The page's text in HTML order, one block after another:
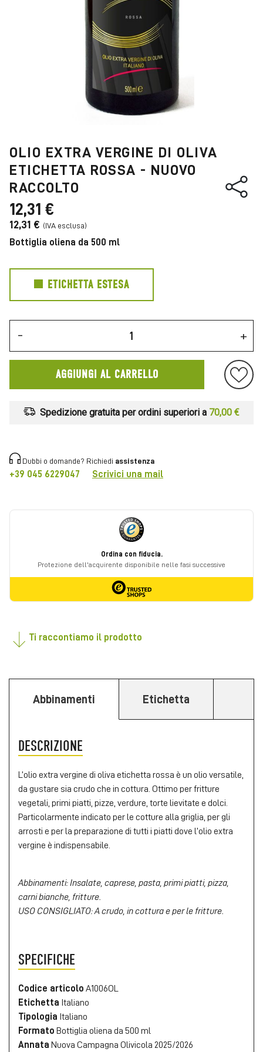
OLIO EXTRA VERGINE DI OLIVA
ETICHETTA ROSSA - NUOVO
RACCOLTO
12,31 €
12,31 €
Bottiglia oliena da 500 ml
ETICHETTA ESTESA
- +
AGGIUNGI AL CARRELLO
Spedizione gratuita per ordini superiori a 70,00 €
Dubbi o domande? Richiedi assistenza
+39 045 6229047 Scrivici una mail
Ti raccontiamo il prodotto
Abbinamenti Etichetta
DESCRIZIONE
L’olio extra vergine di oliva etichetta rossa è un olio versatile,
da gustare sia crudo che in cottura. Ottimo per fritture
vegetali, primi piatti, pizze, verdure, torte lievitate e dolci.
Particolarmente indicato per le cotture alla griglia, per gli
arrosti e per la preparazione di tutti i piatti dove l’olio extra
vergine è indispensabile.
Abbinamenti: Insalate, caprese, pasta, primi piatti, pizza,
carni bianche, fritture.
USO CONSIGLIATO: A crudo, in cottura e per le fritture.
SPECIFICHE
Codice articolo A1006OL
Etichetta Italiano
Tipologia Italiano
Formato Bottiglia oliena da 500 ml
Annata Nuova Campagna Olivicola 2025/2026